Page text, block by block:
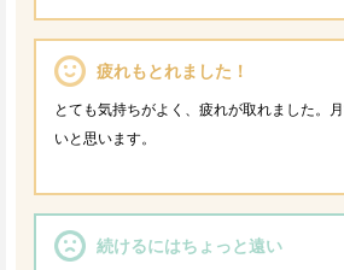
疲れもとれました！
とても気持ちがよく、疲れが取れました。
いと思います。
続けるにはちょっと遠い